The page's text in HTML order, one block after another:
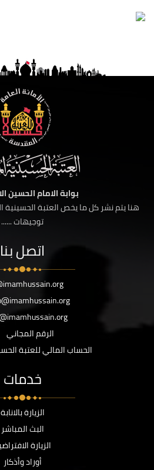
بوابة الامام الحسين
هنا يتم نشر كل ما يخص العتبة
توجيهات ......
اتصل بنا
الرقم المجاني
الحساب المالي للعتبة
خدمات
الزيارة بالانابة
البث المباشر
الزيارة
أوراد وأذكار